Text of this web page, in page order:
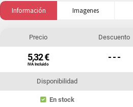
Información Imagenes
Precio
5,32 €
IVA Incluido
Descuento
- - -
Disponibilidad
En stock